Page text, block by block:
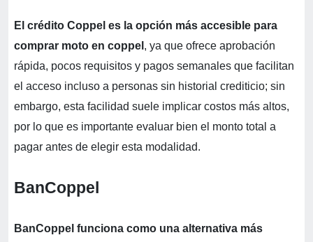
El crédito Coppel es la opción más accesible para
comprar moto en coppel , ya que ofrece aprobación
rápida, pocos requisitos y pagos semanales que facilitan
el acceso incluso a personas sin historial crediticio; sin
embargo, esta facilidad suele implicar costos más altos,
por lo que es importante evaluar bien el monto total a
pagar antes de elegir esta modalidad.
BanCoppel
BanCoppel funciona como una alternativa más